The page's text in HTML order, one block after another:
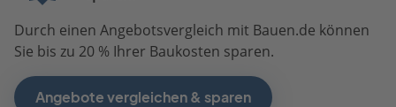
Durch einen Angebotsvergleich mit Bauen.de können
Sie bis zu 20 % Ihrer Baukosten sparen.
Angebote vergleichen & sparen